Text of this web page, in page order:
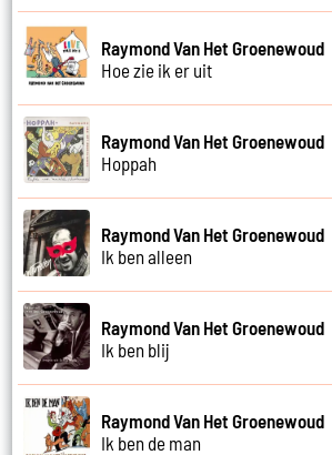
Raymond Van Het Groenewoud
Hoe zie ik er uit
Raymond Van Het Groenewoud
Hoppah
Raymond Van Het Groenewoud
Ik ben alleen
Raymond Van Het Groenewoud
Ik ben blij
Raymond Van Het Groenewoud
Ik ben de man